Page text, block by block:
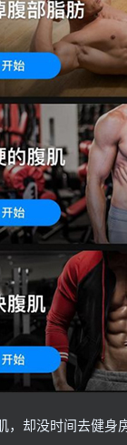
，却没时间去健身